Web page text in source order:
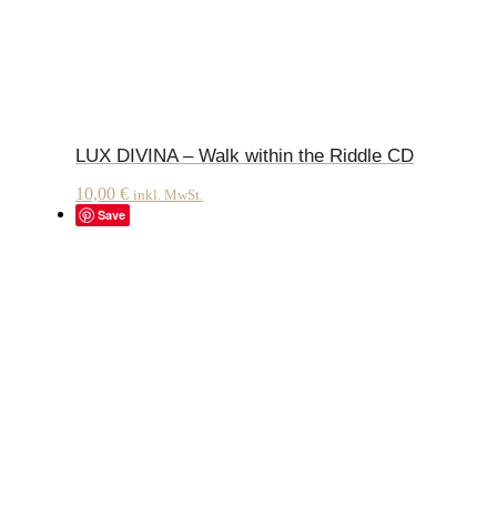
LUX DIVINA – Walk within the Riddle CD
10,00 € inkl. MwSt.
Save